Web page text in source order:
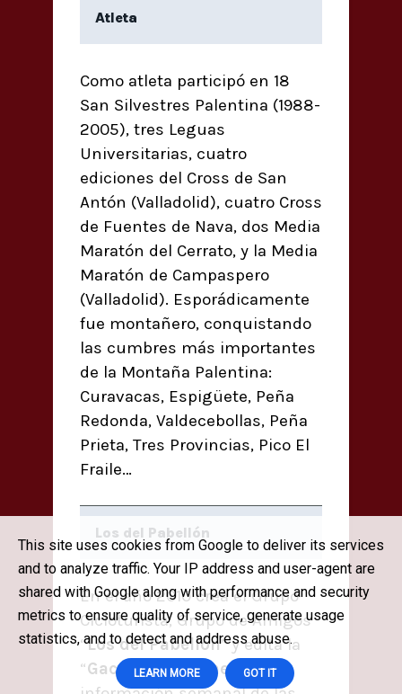
Atleta
Como atleta participó en 18
San Silvestres Palentina (1988-
2005), tres Leguas
Universitarias, cuatro
ediciones del Cross de San
Antón (Valladolid), cuatro Cross
de Fuentes de Nava, dos Media
Maratón del Cerrato, y la Media
Maratón de Campaspero
(Valladolid). Esporádicamente
fue montañero, conquistando
las cumbres más importantes
de la Montaña Palentina:
Curavacas, Espigüete, Peña
Redonda, Valdecebollas, Peña
Prieta, Tres Provincias, Pico El
Fraile…
Los del Pabellón
En el año 2010 crea el Grupo
Cicloturista, Grupo de Amigos
“Los del Pabellón” y edita la
“Gaceta Pabellonera”, con
This site uses cookies from Google to deliver its services
and to analyze traffic. Your IP address and user-agent are
shared with Google along with performance and security
metrics to ensure quality of service, generate usage
statistics, and to detect and address abuse.
LEARN MORE GOT IT